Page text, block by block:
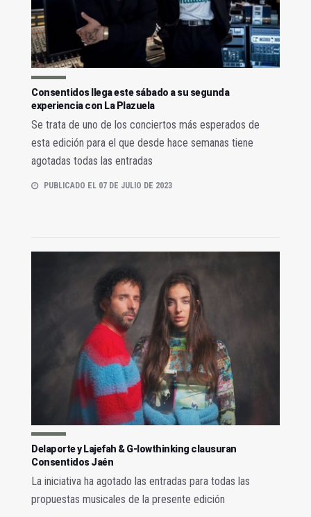
Consentidos llega este sábado a su segunda
experiencia con La Plazuela
Se trata de uno de los conciertos más esperados de
esta edición para el que desde hace semanas tiene
agotadas todas las entradas
PUBLICADO EL 07 DE JULIO DE 2023
Delaporte y Lajefah & G-lowthinking clausuran
Consentidos Jaén
La iniciativa ha agotado las entradas para todas las
propuestas musicales de la presente edición